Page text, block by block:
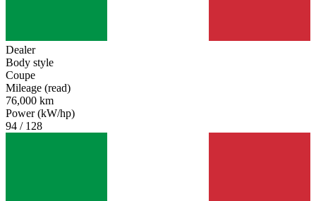
Dealer
Body style
Coupe
Mileage (read)
76,000 km
Power (kW/hp)
94 / 128